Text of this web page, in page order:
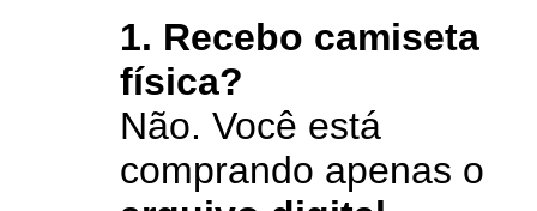
1. Recebo camiseta
física?
Não. Você está
comprando apenas o